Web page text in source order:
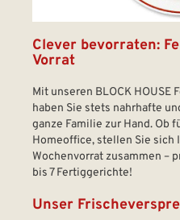
Clever bevorraten:
Vorrat
Mit unseren BLOCK HOUSE
haben Sie stets nahrhafte
ganze Familie zur Hand. Ob
Homeoffice, stellen Sie sich
Wochenvorrat zusammen –
bis 7 Fertiggerichte!
Unser